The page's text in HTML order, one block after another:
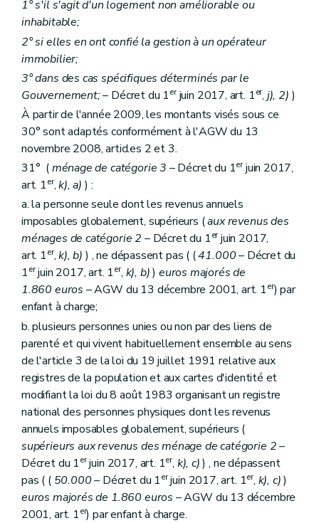
Art. 194
Section 3
Art. 195
Art. 196
Art. 197
Section 4 Des dispositions spécifiques aux associations de promotion du logement
Art. 198
Art. 199
Chapitre VII (Du Conseil supérieur du logement
Art. 200
TitreIIIbis
De l'audit des acteurs locaux de la politique du logement
Art.200/1
Titre IV (Dispositions administratives et pénales
–
Art.200
Art. 200
Art. 201
Art. 202
Art. 202bis
Titre V
Dispositions finales
Art. 203
Art. 204
Art. 205
Art.205
Art. 206
Art. 207
TitreVI Disposition interprétative– Décret du 30 avril 2009, art. 9)
Art. 208
Titre
VII
Mise en œuvre des dispositions de la Directive 2006/123/CE du Parlement européen et du Conseil du 12 décembre 2006 relative aux services dans le marché intérieur
Art.209
1° s'il s'agit d'un logement non améliorable ou
inhabitable;
2° si elles en ont confié la gestion à un opérateur
immobilier;
3° dans des cas spécifiques déterminés par le
Gouvernement;– Décret du 1erjuin 2017, art. 1er, j), 2) )
À partir de l'année 2009, les montants visés sous ce
30° sont adaptés conformément à l'AGW du 13
novembre 2008, articles 2 et 3.
31° (ménage de catégorie 3 – Décret du 1erjuin 2017,
art. 1er,k), a) ) :
a. la personne seule dont les revenus annuels
imposables globalement, supérieurs (aux revenus des
ménages de catégorie 2 – Décret du 1erjuin 2017,
art. 1er,k), b) ) , ne dépassent pas ( (41.000– Décret du
1erjuin 2017, art. 1er, k), b)) euros majorés de
1.860 euros – AGW du 13 décembre 2001, art. 1er) par
enfant à charge;
b. plusieurs personnes unies ou non par des liens de
parenté et qui vivent habituellement ensemble au sens
de l'article 3 de la loi du 19 juillet 1991 relative aux
registres de la population et aux cartes d'identité et
modifiant la loi du 8 août 1983 organisant un registre
national des personnes physiques dont les revenus
annuels imposables globalement, supérieurs (
supérieurs aux revenus des ménage de catégorie 2–
Décret du 1erjuin 2017, art. 1er, k), c)) , ne dépassent
pas ( ( 50.000– Décret du 1erjuin 2017, art. 1er, k), c))
euros majorés de 1.860 euros – AGW du 13 décembre
2001, art. 1er) par enfant à charge.